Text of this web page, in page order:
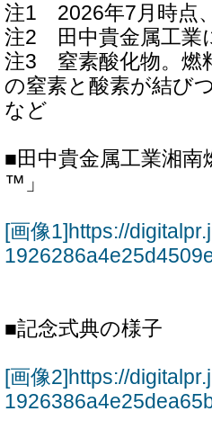
注1 2026年7月時点
注2 田中貴金属工業
注3 窒素酸化物。燃
の窒素と酸素が結び
など
■田中貴金属工業湘
™」
[画像1]https://
■記念式典の様子
[画像2]https://